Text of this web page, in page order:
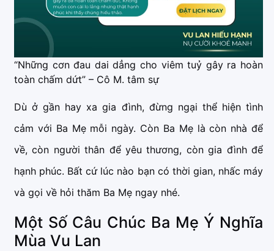
“Những cơn đau dai dẳng cho viêm tuỷ gây ra hoàn
toàn chấm dứt” – Cô M. tâm sự
Dù ở gần hay xa gia đình, đừng ngại thể hiện tình
cảm với Ba Mẹ mỗi ngày. Còn Ba Mẹ là còn nhà để
về, còn người thân để yêu thương, còn gia đình để
hạnh phúc. Bất cứ lúc nào bạn có thời gian, nhấc máy
và gọi về hỏi thăm Ba Mẹ ngay nhé.
Một Số Câu Chúc Ba Mẹ Ý Nghĩa
Mùa Vu Lan